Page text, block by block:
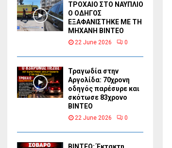
ΤΡΟΧΑΙΟ ΣΤΟ ΝΑΥΠΛΙΟ
Ο ΟΔΗΓΟΣ
ΕΞΑΦΑΝΙΣΤΗΚΕ ΜΕ ΤΗ
ΜΗΧΑΝΗ ΒΙΝΤΕΟ
22 June 2026 0
Τραγωδία στην
Αργολίδα: 70χρονη
οδηγός παρέσυρε και
σκότωσε 83χρονο
ΒΙΝΤΕΟ
22 June 2026 0